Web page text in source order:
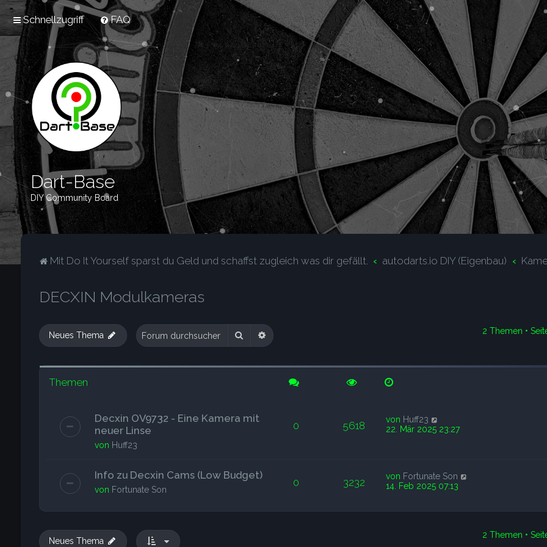
Schnellzugriff FAQ
Dart-Base
DIY Community Board
Mit Do It Yourself sparst du Geld und schaffst zugleich was dir gefällt. autodarts.io DIY (Eigenbau)
DECXIN Modulkameras
Neues Thema Suche Erweiterte Suche 2 Themen •
Themen
Decxin OV9732 - Eine Kamera mit
neuer Linse
von Huff23
0 5618 von Huff23
22. Mär 2025 23:27
Info zu Decxin Cams (Low Budget)
von Fortunate Son
0 3232 von Fortunate Son
14. Feb 2025 07:13
Neues Thema
2 Themen •